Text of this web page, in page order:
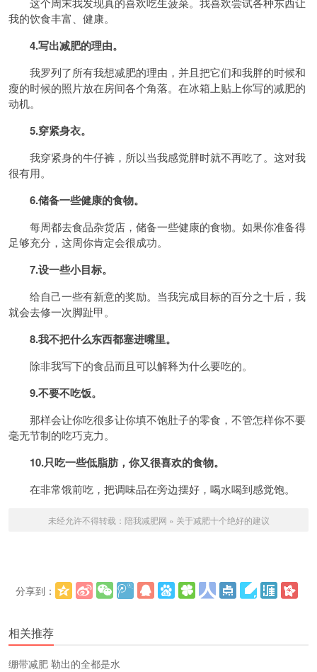
我的饮食丰富、健康。
4.写出减肥的理由。
我罗列了所有我想减肥的理由，并且把它们和我胖的时候和
瘦的时候的照片放在房间各个角落。在冰箱上贴上你写的减肥的
动机。
5.穿紧身衣。
我穿紧身的牛仔裤，所以当我感觉胖时就不再吃了。这对我
很有用。
6.储备一些健康的食物。
每周都去食品杂货店，储备一些健康的食物。如果你准备得
足够充分，这周你肯定会很成功。
7.设一些小目标。
给自己一些有新意的奖励。当我完成目标的百分之十后，我
就会去修一次脚趾甲。
8.我不把什么东西都塞进嘴里。
除非我写下的食品而且可以解释为什么要吃的。
9.不要不吃饭。
那样会让你吃很多让你填不饱肚子的零食，不管怎样你不要
毫无节制的吃巧克力。
10.只吃一些低脂肪，你又很喜欢的食物。
在非常饿前吃，把调味品在旁边摆好，喝水喝到感觉饱。
未经允许不得转载： 陪我减肥网 » 关于减肥十个绝好的建议
分享到：
相关推荐
绷带减肥 勒出的全都是水